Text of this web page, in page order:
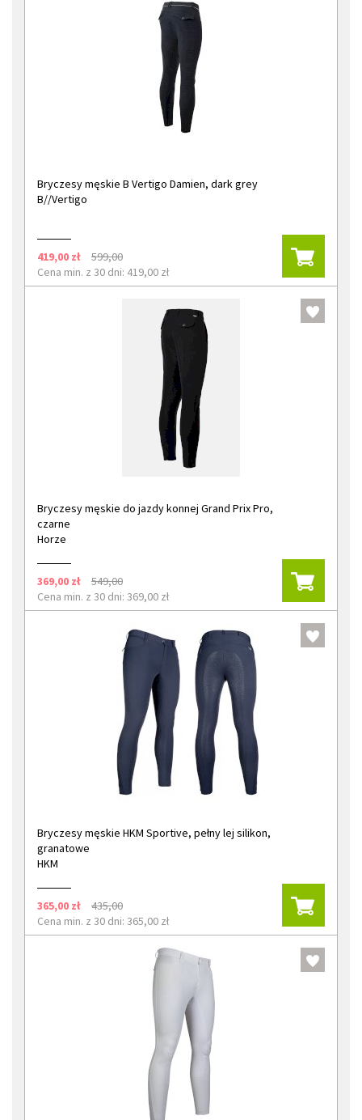
Bryczesy męskie B Vertigo Damien, dark grey
B//Vertigo
419,00 zł
599,00
Cena min. z 30 dni: 419,00 zł
Bryczesy męskie do jazdy konnej Grand Prix Pro,
czarne
Horze
369,00 zł
549,00
Cena min. z 30 dni: 369,00 zł
Bryczesy męskie HKM Sportive, pełny lej silikon,
granatowe
HKM
365,00 zł
435,00
Cena min. z 30 dni: 365,00 zł